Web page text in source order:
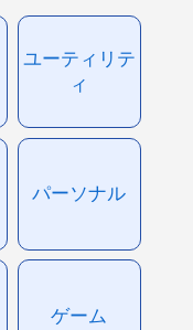
ユーティリテ
ィ
パーソナル
ゲーム